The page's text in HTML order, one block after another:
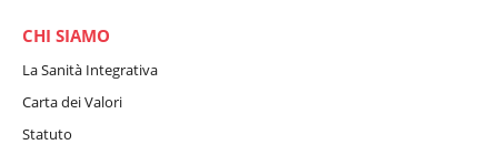
CHI SIAMO
La Sanità Integrativa
Carta dei Valori
Statuto